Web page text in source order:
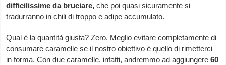
difficilissime da bruciare, che poi quasi sicuramente si
tradurranno in chili di troppo e adipe accumulato.
Qual è la quantità giusta? Zero. Meglio evitare completamente di
consumare caramelle se il nostro obiettivo è quello di rimetterci
in forma. Con due caramelle, infatti, andremmo ad aggiungere60